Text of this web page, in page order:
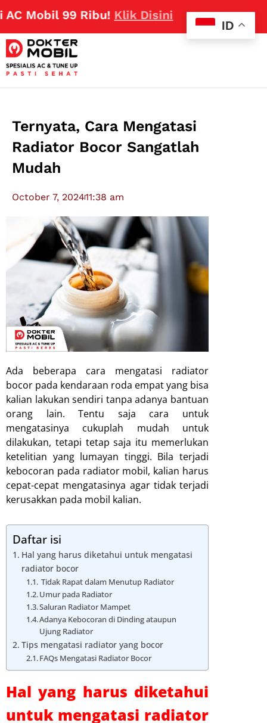
99 Ribu!Klik Disini
Ternyata, Cara Mengatasi
Radiator Bocor Sangatlah
Mudah
October 7, 202411:38 am
Ada beberapa cara mengatasi radiator
bocor pada kendaraan roda empat yang bisa
kalian lakukan sendiri tanpa adanya bantuan
orang lain. Tentu saja cara untuk
mengatasinya cukuplah mudah untuk
dilakukan, tetapi tetap saja itu memerlukan
ketelitian yang lumayan tinggi. Bila terjadi
kebocoran pada radiator mobil, kalian harus
cepat-cepat mengatasinya agar tidak terjadi
kerusakkan pada mobil kalian.
Daftar isi
Hal yang harus diketahui untuk mengatasi
radiator bocor
Tidak Rapat dalam Menutup Radiator
Umur pada Radiator
Saluran Radiator Mampet
Adanya Kebocoran di Dinding ataupun
Ujung Radiator
Tips mengatasi radiator yang bocor
FAQs Mengatasi Radiator Bocor
Hal yang harus diketahui
untuk mengatasi radiator
ID